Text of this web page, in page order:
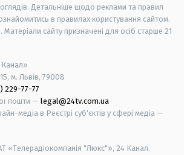
Детальніше щодо реклами та правил
в правилах користування сайтом.
Матеріали сайту призначені для осіб старше 21
м. Львів, 79008
229-77-77
пошти — legal@24tv.com.ua
медіа в Реєстрі суб'єктів у сфері медіа —
«Телерадіокомпанія "Люкс"», 24 Канал.